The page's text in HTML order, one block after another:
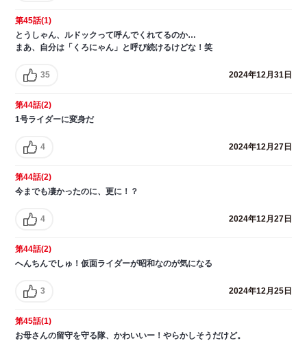
第45話(1)
とうしゃん、ルドックって呼んでくれてるのか…
まあ、自分は「くろにゃん」と呼び続けるけどな！笑
35 2024年12月31日
第44話(2)
1号ライダーに変身だ
4 2024年12月27日
第44話(2)
今までも凄かったのに、更に！？
4 2024年12月27日
第44話(2)
へんちんでしゅ！仮面ライダーが昭和なのが気になる
3 2024年12月25日
第45話(1)
お母さんの留守を守る隊、かわいいー！やらかしそうだけど。